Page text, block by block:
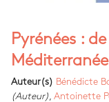
Pyrénées :
Méditerranée
Auteur(s) Bénédicte
(Auteur)
Antoinette